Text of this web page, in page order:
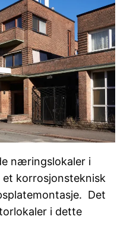
næringslokaler i
korrosjonsteknisk
Det
i dette